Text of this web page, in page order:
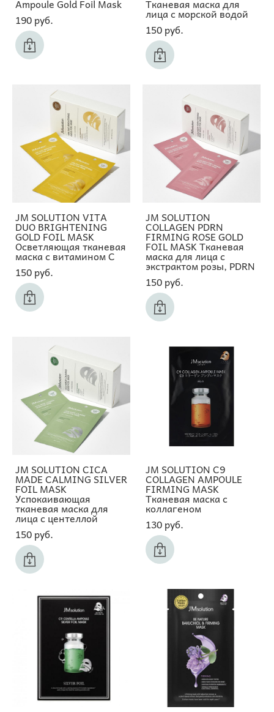
Ampoule Gold Foil Mask
190 pуб.
Тканевая маска для
лица с морской водой
150 pуб.
JM SOLUTION VITA
DUO BRIGHTENING
GOLD FOIL MASK
Осветляющая тканевая
маска с витамином С
150 pуб.
JM SOLUTION
COLLAGEN PDRN
FIRMING ROSE GOLD
FOIL MASK Тканевая
маска для лица с
экстрактом розы, PDRN
150 pуб.
JM SOLUTION CICA
MADE CALMING SILVER
FOIL MASK
Успокаивающая
тканевая маска для
лица с центеллой
150 pуб.
JM SOLUTION C9
COLLAGEN AMPOULE
FIRMING MASK
Тканевая маска с
коллагеном
130 pуб.